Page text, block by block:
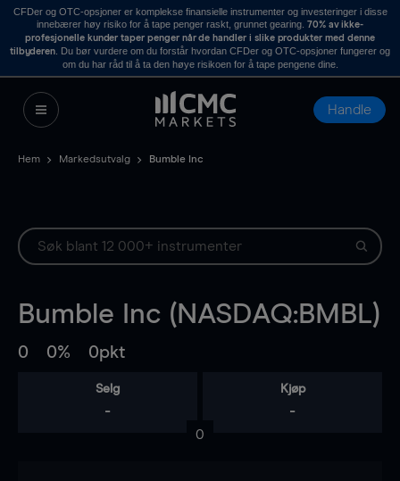
CFDer og OTC-opsjoner er komplekse finansielle instrumenter og investeringer i disse
innebærer høy risiko for å tape penger raskt, grunnet gearing. 70% av ikke-
profesjonelle kunder taper penger når de handler i slike produkter med denne
tilbyderen . Du bør vurdere om du forstår hvordan CFDer og OTC-opsjoner fungerer og
om du har råd til å ta den høye risikoen for å tape pengene dine.
Handle
Hem Markedsutvalg Bumble Inc
Bumble Inc (NASDAQ:BMBL)
0 0% 0pkt
Selg
-
Kjøp
-
0